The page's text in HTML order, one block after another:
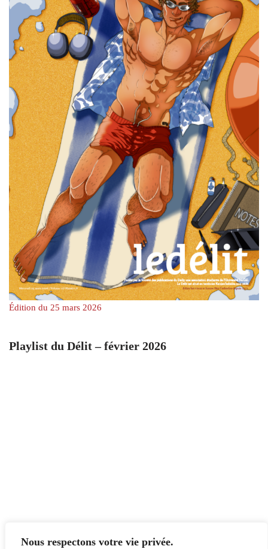
Nous respectons votre vie privée.
Édition du 25 mars 2026
Playlist du Délit – février 2026